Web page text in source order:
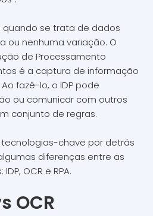
se trata de dados
ou nenhuma variação. O
de Processamento
é a captura de informação
fazê-lo, o IDP pode
ou comunicar com outros
conjunto de regras.
chave por detrás
diferenças entre as
OCR e RPA.
OCR